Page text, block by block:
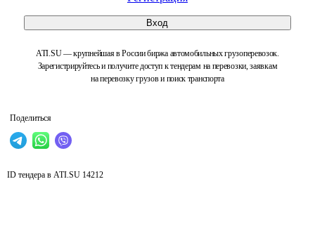
Вход
ATI.SU — крупнейшая в России биржа автомобильных грузоперевозок.
Зарегистрируйтесь и получите доступ к тендерам на перевозки, заявкам
на перевозку грузов и поиск транспорта
Поделиться
ID тендера в ATI.SU 14212